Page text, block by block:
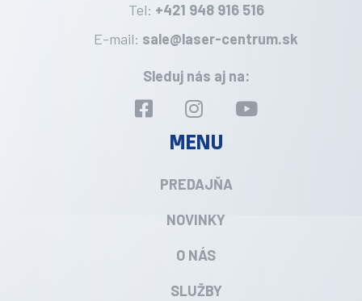
Tel: +421 948 916 516
E-mail: sale@laser-centrum.sk
Sleduj nás aj na:
MENU
PREDAJŇA
NOVINKY
O NÁS
SLUŽBY